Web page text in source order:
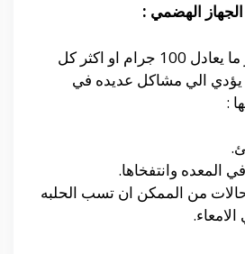
الهضمي :
تناول الحلبه بمقدار ما يعادل 100 جرام او اكثر كل
الي مشاكل عديده في
:
المعده وانتفخاها.
من الممكن ان تسب الحلبه